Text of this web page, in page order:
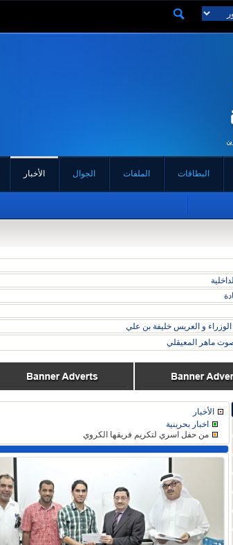
البطاقات الملفات الجوال الأخبار
و العريس خليفة بن علي
ماهر المعيقلي
الأخبار
اخبار بحرينية
من حفل اسري لتكريم فريقها الكروي